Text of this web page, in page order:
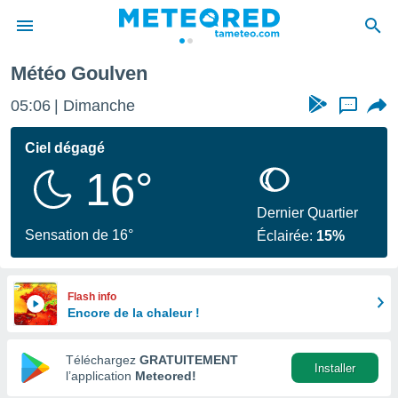
de
en
Météo Goulven
05:06 Dimanche ...
Ciel dégagé
16°
Sensation de 16°
Dernier Quartier
Éclairée: 15%
Flash info
Encore de la chaleur !
Téléchargez GRATUITEMENT
l’application Meteored!
Installer